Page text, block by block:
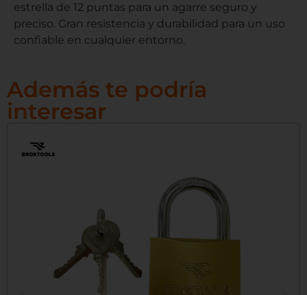
estrella de 12 puntas para un agarre seguro y
preciso. Gran resistencia y durabilidad para un uso
confiable en cualquier entorno.
Además te podría
interesar